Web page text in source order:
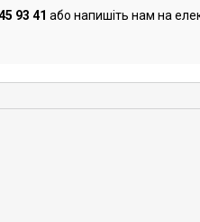
93 41 або напишіть нам на